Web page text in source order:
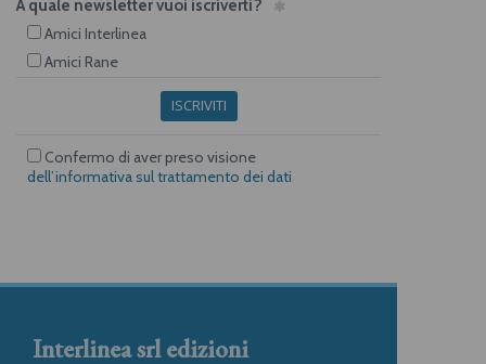
A quale newsletter vuoi iscriverti?
Amici Interlinea
Amici Rane
ISCRIVITI
Confermo di aver preso visione
dell’informativa sul trattamento dei dati
Interlinea srl edizioni